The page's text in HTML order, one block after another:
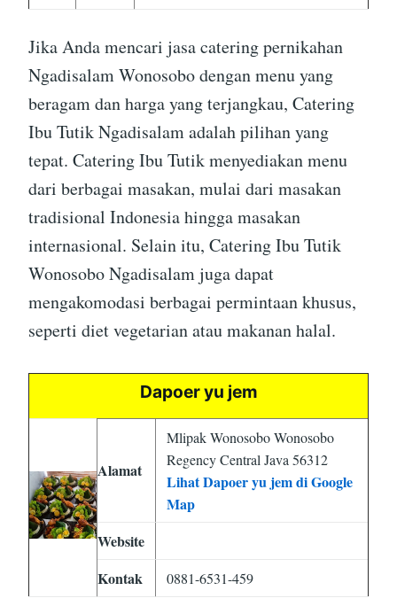
Jika Anda mencari jasa catering pernikahan
Ngadisalam Wonosobo dengan menu yang
beragam dan harga yang terjangkau, Catering
Ibu Tutik Ngadisalam adalah pilihan yang
tepat. Catering Ibu Tutik menyediakan menu
dari berbagai masakan, mulai dari masakan
tradisional Indonesia hingga masakan
internasional. Selain itu, Catering Ibu Tutik
Wonosobo Ngadisalam juga dapat
mengakomodasi berbagai permintaan khusus,
seperti diet vegetarian atau makanan halal.
Dapoer yu jem
Alamat
Mlipak Wonosobo Wonosobo
Regency Central Java 56312
Lihat Dapoer yu jem di Google
Map
Website
Kontak
0881-6531-459